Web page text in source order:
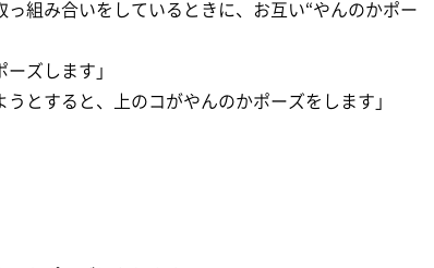
っ組み合いをしているときに、お互い“やんのかポー
ズします」
とすると、上のコがやんのかポーズをします」